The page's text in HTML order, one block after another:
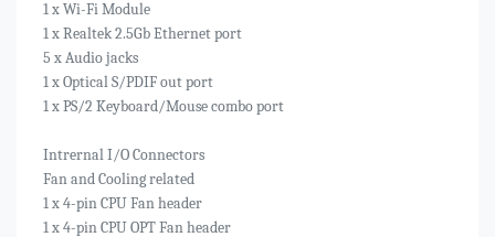
1 x Wi-Fi Module
1 x Realtek 2.5Gb Ethernet port
5 x Audio jacks
1 x Optical S/PDIF out port
1 x PS/2 Keyboard/Mouse combo port
Intrernal I/O Connectors
Fan and Cooling related
1 x 4-pin CPU Fan header
1 x 4-pin CPU OPT Fan header